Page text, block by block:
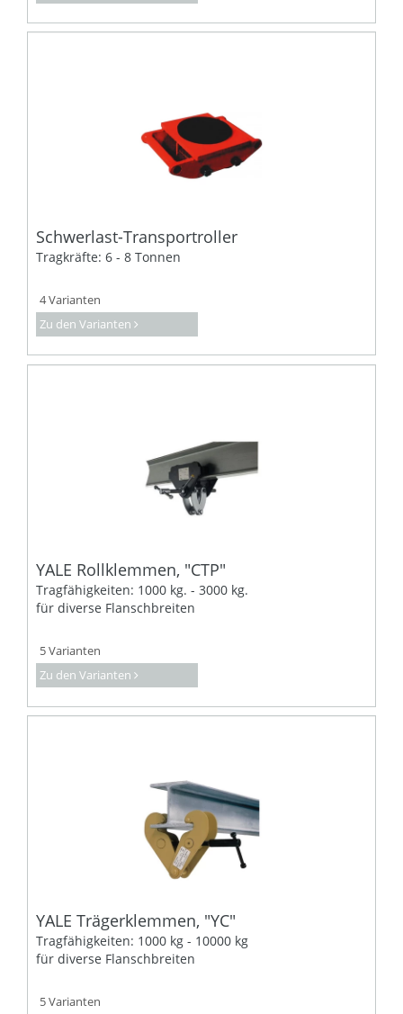
Schwerlast-Transportroller
Tragkräfte: 6 - 8 Tonnen
4 Varianten
Zu den Varianten
YALE Rollklemmen, "CTP"
Tragfähigkeiten: 1000 kg. - 3000 kg.
für diverse Flanschbreiten
5 Varianten
Zu den Varianten
YALE Trägerklemmen, "YC"
Tragfähigkeiten: 1000 kg - 10000 kg
für diverse Flanschbreiten
5 Varianten